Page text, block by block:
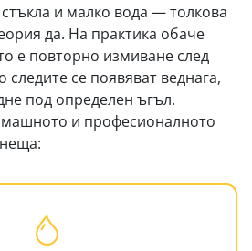
и малко вода — толкова
да. На практика обаче
е повторно измиване след
се появяват веднага,
под определен ъгъл.
и професионалното